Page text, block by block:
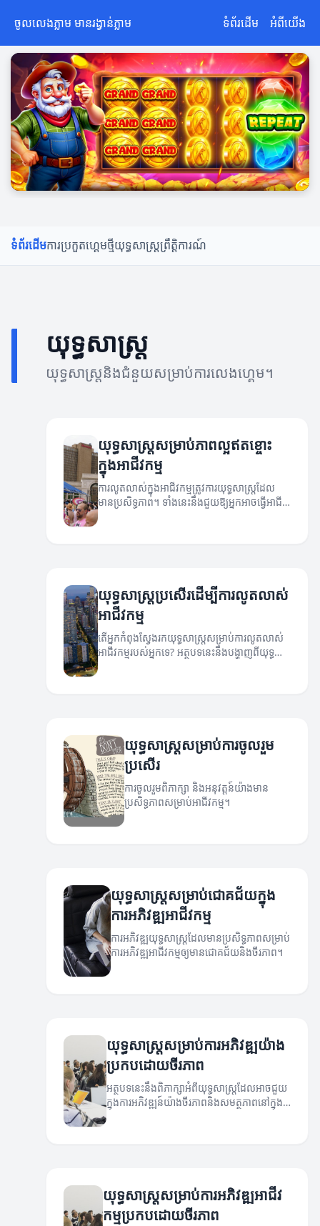
ចូលលេងភ្លាម មានរង្វាន់ភ្លាម ទំព័រដើម អំពីយើង
ទំព័រដើមការប្រកួតហ្គេមថ្មីយុទ្ធសាស្ត្រព្រឹត្តិការណ៍
យុទ្ធសាស្ត្រ
យុទ្ធសាស្ត្រនិងជំនួយសម្រាប់ការលេងហ្គេម។
យុទ្ធសាស្ត្រសម្រាប់ភាពល្អឥតខ្ចោះ
ក្នុងអាជីវកម្ម
ការលូតលាស់ក្នុងអាជីវកម្មត្រូវការយុទ្ធសាស្ត្រដែល
មានប្រសិទ្ធភាព។ ទាំងនេះនឹងជួយឱ្យអ្នកអាចធ្វើអាជីវ
យុទ្ធសាស្ត្រប្រសើរដើម្បីការលូតលាស់
អាជីវកម្ម
តើអ្នកកំពុងស្វែងរកយុទ្ធសាស្ត្រសម្រាប់ការលូតលាស់
អាជីវកម្មរបស់អ្នកទេ? អត្ថបទនេះនឹងបង្ហាញពីយុទ្ធ
សាស្ត្រដែលមានប្រសិទ្ធិភាព និងអនុវត្តបាន។
យុទ្ធសាស្ត្រសម្រាប់ការចូលរួម
ប្រសើរ
ការចូលរួមពិភាក្សា និងអនុវត្តន៍យ៉ាងមាន
ប្រសិទ្ធភាពសម្រាប់អាជីវកម្ម។
យុទ្ធសាស្ត្រសម្រាប់ជោគជ័យក្នុង
ការអភិវឌ្ឍអាជីវកម្ម
ការអភិវឌ្ឍយុទ្ធសាស្ត្រដែលមានប្រសិទ្ធភាពសម្រាប់
ការអភិវឌ្ឍអាជីវកម្មឲ្យមានជោគជ័យនិងចីរភាព។
យុទ្ធសាស្ត្រសម្រាប់ការអភិវឌ្ឍយ៉ាង
ប្រកបដោយចីរភាព
អត្ថបទនេះនឹងពិភាក្សាអំពីយុទ្ធសាស្ត្រដែលអាចជួយ
ក្នុងការអភិវឌ្ឍន៍យ៉ាងចីរភាពនិងសមត្ថភាពនៅក្នុង
អាជីវកម្ម។
យុទ្ធសាស្ត្រសម្រាប់ការអភិវឌ្ឍអាជីវ
កម្មប្រកបដោយចីរភាព